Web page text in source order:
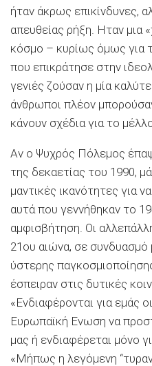
ήταν άκρως επικίνδυνες,
απευθείας ρήξη. Ηταν μια
κόσμο – κυρίως όμως για
που επικράτησε στην
γενιές ζούσαν η μία
άνθρωποι πλέον
κάνουν σχέδια για το
Αν ο Ψυχρός Πόλεμος
της δεκαετίας του 1990,
μαντικές ικανότητες για
αυτά που γεννήθηκαν το
αμφισβήτηση. Οι
21ου αιώνα, σε συνδυασμό
ύστερης
έσπειραν στις δυτικές
«Ενδιαφέρονται για εμάς
Ευρωπαϊκή Ενωση να
μας ή ενδιαφέρεται μόνο
«Μήπως η λεγόμενη